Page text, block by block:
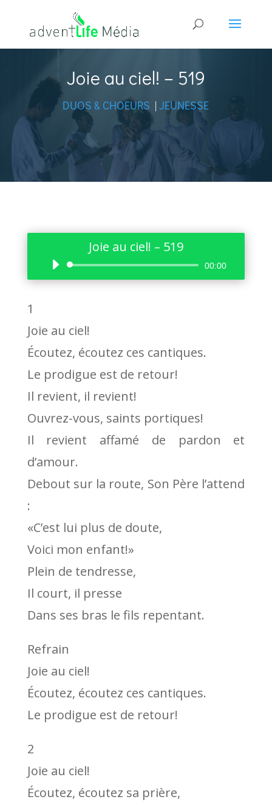
Joie au ciel! – 519
DUOS & CHOEURS |JEUNESSE
Joie au ciel! – 519
Lecteur
audio
00:00
1
Joie au ciel!
Écoutez, écoutez ces cantiques.
Le prodigue est de retour!
Il revient, il revient!
Ouvrez-vous, saints portiques!
Il revient affamé de pardon et
d’amour.
Debout sur la route, Son Père l’attend
:
«C’est lui plus de doute,
Voici mon enfant!»
Plein de tendresse,
Il court, il presse
Dans ses bras le fils repentant.
Refrain
Joie au ciel!
Écoutez, écoutez ces cantiques.
Le prodigue est de retour!
2
Joie au ciel!
Écoutez, écoutez sa prière,